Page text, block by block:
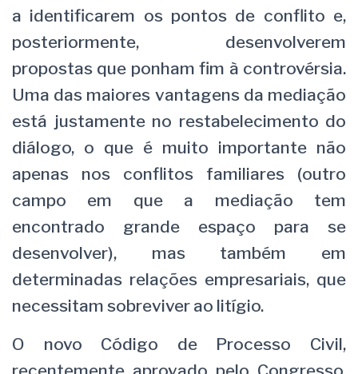
a identificarem os pontos de conflito e,
posteriormente, desenvolverem
propostas que ponham fim à controvérsia.
Uma das maiores vantagens da mediação
está justamente no restabelecimento do
diálogo, o que é muito importante não
apenas nos conflitos familiares (outro
campo em que a mediação tem
encontrado grande espaço para se
desenvolver), mas também em
determinadas relações empresariais, que
necessitam sobreviver ao litígio.
O novo Código de Processo Civil,